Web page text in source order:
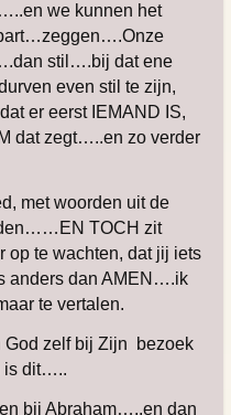
we kunnen het
stil….bij dat ene
even stil te zijn,
er eerst IEMAND IS,
dat zegt…..en zo verder
met woorden uit de
TOCH zit
op te wachten, dat jij iets
anders dan AMEN….ik
te vertalen.
God zelf bij Zijn bezoek
is dit…..
bij Abraham…..en dan